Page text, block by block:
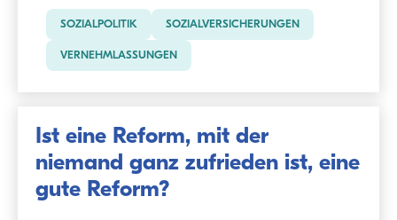
SOZIALPOLITIK SOZIALVERSICHERUNGEN
VERNEHMLASSUNGEN
Ist eine Reform, mit der
niemand ganz zufrieden ist, eine
gute Reform?